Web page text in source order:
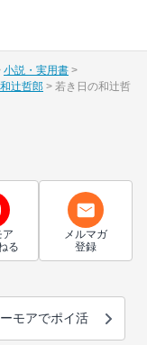
小説・実用書
辻哲郎
若き日の和辻哲
ア
る
メルマガ
登録
モアでポイ活